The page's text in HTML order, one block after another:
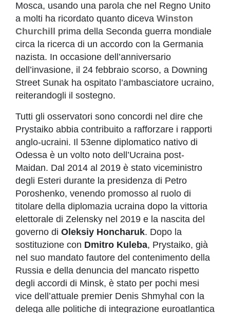
Mosca, usando una parola che nel Regno Unito
a molti ha ricordato quanto diceva Winston
Churchill
prima della Seconda guerra mondiale
circa la ricerca di un accordo con la Germania
nazista. In occasione dell’anniversario
dell’invasione, il 24 febbraio scorso, a Downing
Street Sunak ha ospitato l’ambasciatore ucraino,
reiterandogli il sostegno.
Tutti gli osservatori sono concordi nel dire che
Prystaiko abbia contribuito a rafforzare i rapporti
anglo-ucraini. Il 53enne diplomatico nativo di
Odessa è un volto noto dell’Ucraina post-
Maidan. Dal 2014 al 2019 è stato viceministro
degli Esteri durante la presidenza di Petro
Poroshenko, venendo promosso al ruolo di
titolare della diplomazia ucraina dopo la vittoria
elettorale di Zelensky nel 2019 e la nascita del
governo di Oleksiy Honcharuk. Dopo la
sostituzione con Dmitro Kuleba, Prystaiko, già
nel suo mandato fautore del contenimento della
Russia e della denuncia del mancato rispetto
degli accordi di Minsk, è stato per pochi mesi
vice dell’attuale premier Denis Shmyhal con la
delega alle politiche di integrazione euroatlantica